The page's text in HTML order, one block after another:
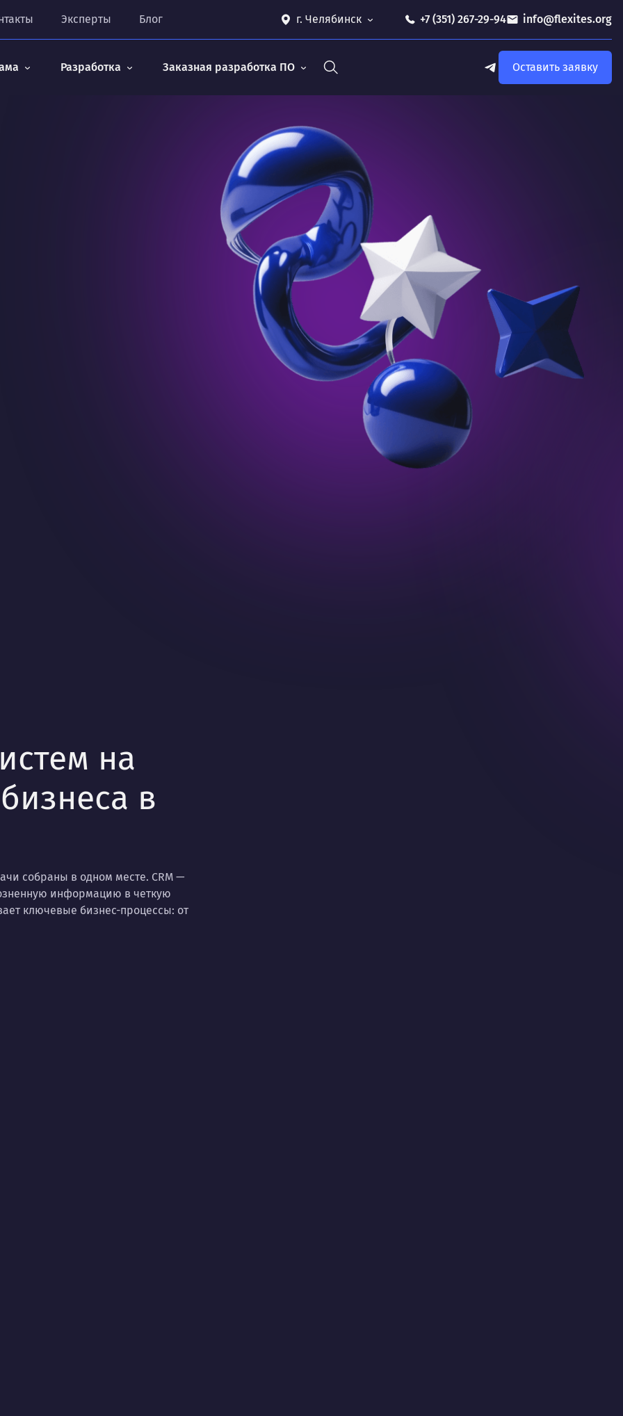
Эксперты Блог г. Челябинск +7 (351) 267-29-94 info@flexites.org
Разработка Заказная разработка ПО Оставить заявку
на
в
собраны в одном месте. CRM —
информацию в четкую
ключевые бизнес-процессы: от